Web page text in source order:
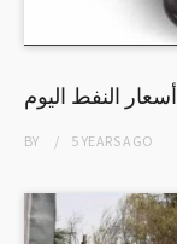
أسعار النفط اليوم
BY 5 YEARSAGO